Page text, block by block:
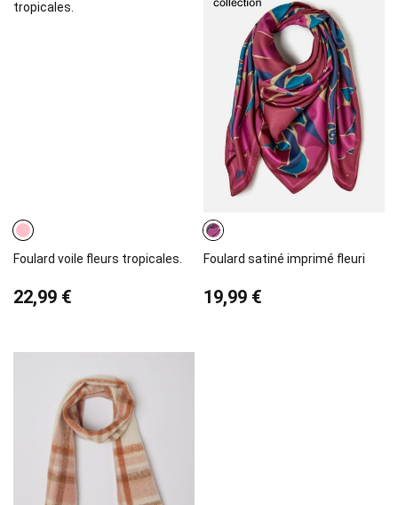
Foulard voile fleurs tropicales.
22,99 €
Foulard satiné imprimé fleuri
19,99 €